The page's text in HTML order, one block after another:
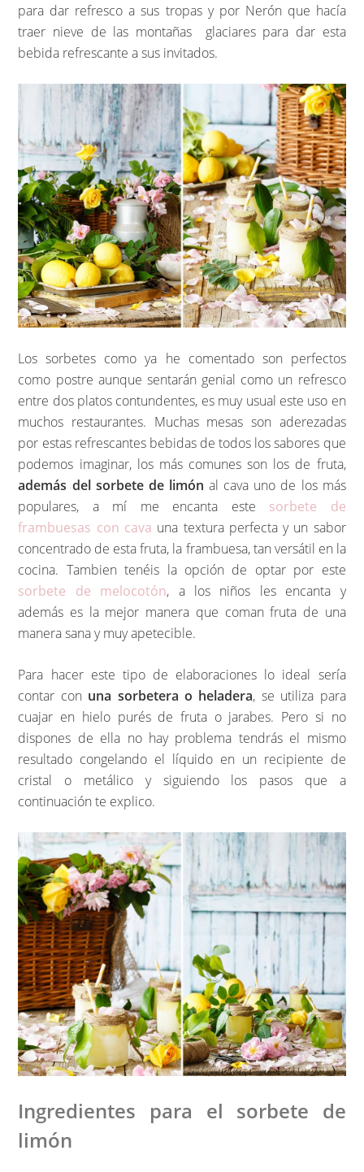
para dar refresco a sus tropas y por Nerón que hacía
traer nieve de las montañas glaciares para dar esta
bebida refrescante a sus invitados.
Los sorbetes como ya he comentado son perfectos
como postre aunque sentarán genial como un refresco
entre dos platos contundentes, es muy usual este uso en
muchos restaurantes. Muchas mesas son aderezadas
por estas refrescantes bebidas de todos los sabores que
podemos imaginar, los más comunes son los de fruta,
además del sorbete de limón al cava uno de los más
populares, a mí me encanta este sorbete de
frambuesas con cava una textura perfecta y un sabor
concentrado de esta fruta, la frambuesa, tan versátil en la
cocina. Tambien tenéis la opción de optar por este
sorbete de melocotón, a los niños les encanta y
además es la mejor manera que coman fruta de una
manera sana y muy apetecible.
Para hacer este tipo de elaboraciones lo ideal sería
contar con una sorbetera o heladera, se utiliza para
cuajar en hielo purés de fruta o jarabes. Pero si no
dispones de ella no hay problema tendrás el mismo
resultado congelando el líquido en un recipiente de
cristal o metálico y siguiendo los pasos que a
continuación te explico.
Ingredientes para el sorbete de
limón